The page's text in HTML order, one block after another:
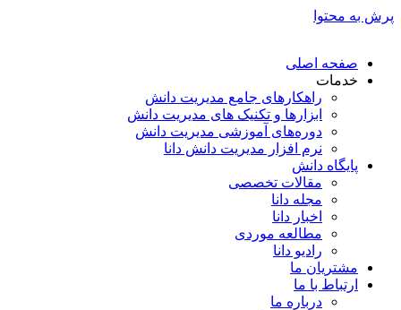
پرش به محتوا
صفحه اصلی
خدمات
راهکارهای جامع مدیریت دانش
ابزارها و تکنیک‌ های مدیریت دانش
دوره‌های آموزشی مدیریت دانش
نرم افزار مدیریت دانش دانا
پایگاه دانش
مقالات تخصصی
مجله دانا
اخبار دانا
مطالعه موردی
رادیو دانا
مشتریان ما
ارتباط با ما
درباره ما